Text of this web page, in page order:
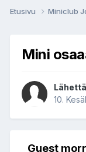
Etusivu Miniclub
Mini
10.
Guest